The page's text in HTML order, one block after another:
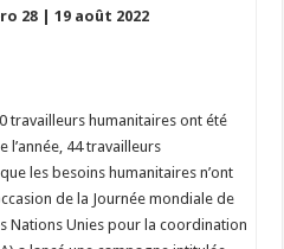
28 | 19 août 2022
travailleurs humanitaires ont été
l’année, 44 travailleurs
les besoins humanitaires n’ont
de la Journée mondiale de
Nations Unies pour la coordination